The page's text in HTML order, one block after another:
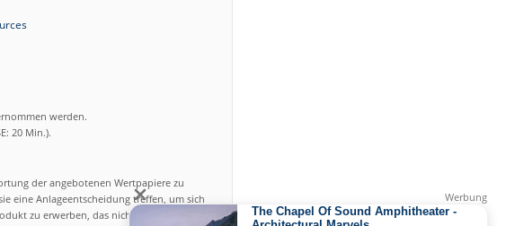
werden.
20 Min.).
der angebotenen Wertpapiere zu
eine Anlageentscheidung treffen, um sich
zu erwerben, das nicht einfach ist und